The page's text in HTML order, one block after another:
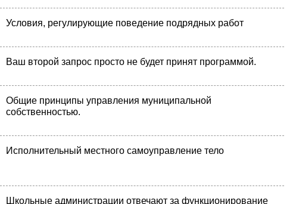
Условия, регулирующие поведение подрядных работ
Ваш второй запрос просто не будет принят программой.
Общие принципы управления муниципальной
собственностью.
Исполнительный местного самоуправление тело
Школьные администрации отвечают за функционирование